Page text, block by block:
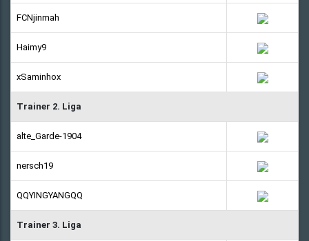
FCNjinmah
Haimy9
xSaminhox
Trainer 2. Liga
alte_Garde-1904
nersch19
QQYINGYANGQQ
Trainer 3. Liga